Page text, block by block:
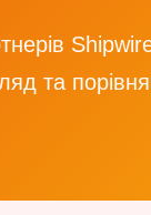
та